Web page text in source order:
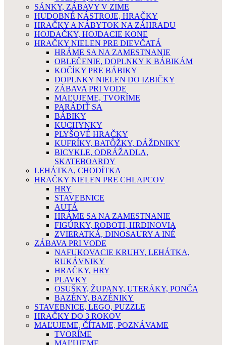
SÁNKY, ZÁBAVY V ZIME
HUDOBNÉ NÁSTROJE, HRAČKY
HRAČKY A NÁBYTOK NA ZÁHRADU
HOJDAČKY, HOJDACIE KONE
HRAČKY NIELEN PRE DIEVČATÁ
HRÁME SA NA ZAMESTNANIE
OBLEČENIE, DOPLNKY K BÁBIKÁM
KOČÍKY PRE BÁBIKY
DOPLNKY NIELEN DO IZBIČKY
ZÁBAVA PRI VODE
MAĽUJEME, TVORÍME
PARÁDIŤ SA
BÁBIKY
KUCHYNKY
PLYŠOVÉ HRAČKY
KUFRÍKY, BATÔŽKY, DÁŽDNIKY
BICYKLE, ODRÁŽADLA,
SKATEBOARDY
LEHÁTKA, CHODÍTKA
HRAČKY NIELEN PRE CHLAPCOV
HRY
STAVEBNICE
AUTÁ
HRÁME SA NA ZAMESTNANIE
FIGÚRKY, ROBOTI, HRDINOVIA
ZVIERATKÁ, DINOSAURY A INÉ
ZÁBAVA PRI VODE
NAFUKOVACIE KRUHY, LEHÁTKA,
RUKÁVNIKY
HRAČKY, HRY
PLAVKY
OSUŠKY, ŽUPANY, UTERÁKY, PONČA
BAZÉNY, BAZÉNIKY
STAVEBNICE, LEGO, PUZZLE
HRAČKY DO 3 ROKOV
MAĽUJEME, ČÍTAME, POZNÁVAME
TVORÍME